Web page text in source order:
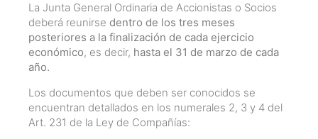
La Junta General Ordinaria de Accionistas o Socios
deberá reunirse dentro de los tres meses
posteriores a la finalización de cada ejercicio
económico, es decir, hasta el 31 de marzo de cada
año.
Los documentos que deben ser conocidos se
encuentran detallados en los numerales 2, 3 y 4 del
Art. 231 de la Ley de Compañías: